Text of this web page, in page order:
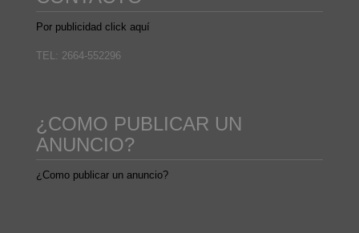
Por publicidad click aquí
TEL: 2664-552296
¿COMO PUBLICAR UN
ANUNCIO?
¿Como publicar un anuncio?